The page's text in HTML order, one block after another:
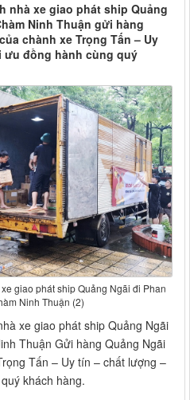
nhà xe giao phát ship Quảng
Ninh Thuận gửi hàng
chành xe Trọng Tấn – Uy
đồng hành cùng quý
giao phát ship Quảng Ngãi đi Phan
Ninh Thuận (2)
xe giao phát ship Quảng Ngãi
Thuận Gửi hàng Quảng Ngãi
Tấn – Uy tín – chất lượng –
khách hàng.